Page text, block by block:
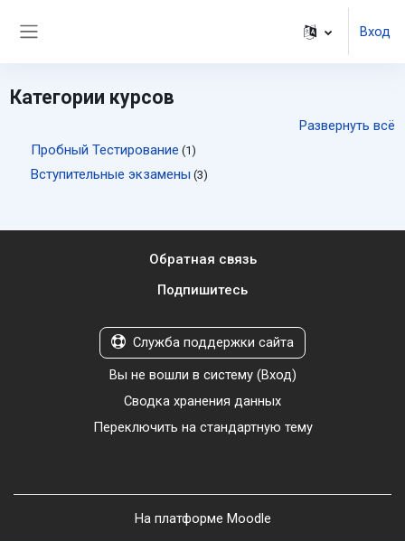
Вход
Категории курсов
Развернуть всё
Пробный Тестирование (1)
Вступительные экзамены (3)
Обратная связь
Подпишитесь
Служба поддержки сайта
Вы не вошли в систему (Вход)
Сводка хранения данных
Переключить на стандартную тему
На платформе Moodle